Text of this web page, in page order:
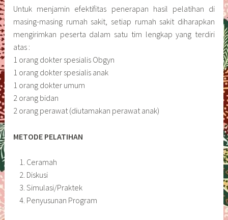
Untuk menjamin efektifitas penerapan hasil pelatihan di
masing-masing rumah sakit, setiap rumah sakit diharapkan
mengirimkan peserta dalam satu tim lengkap yang terdiri
atas :
1 orang dokter spesialis Obgyn
1 orang dokter spesialis anak
1 orang dokter umum
2 orang bidan
2 orang perawat (diutamakan perawat anak)
METODE PELATIHAN
Ceramah
Diskusi
Simulasi/Praktek
Penyusunan Program